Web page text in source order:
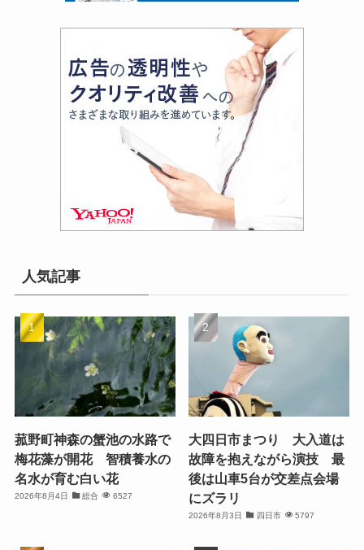
人気記事
菰野町神森の蟹池の水路で
梅花藻が開花 智積養水の
名水が育む白い花
2026年8月4日 総合 6527
大四日市まつり 大入道は
故障を抱えながら演技 最
後は山車5台が交差点会場
にズラリ
2026年8月3日 四日市 5797